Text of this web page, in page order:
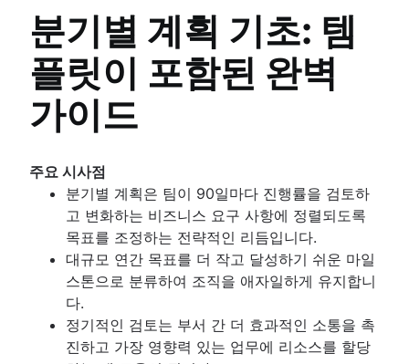
개요
모델
공동 리더십
문서 관리 프로세스
개요
엔터프라이즈 소셜 네트워크
커뮤니케이션 계획
직원 참여 활동
직원 인정
관리 스타일
직장 생산성
시]
개요
모델
공동 리더십
표준 운영 절차
프로세스 설명서
팀을 위한 단일 정보 출처 만들기
문서 저장 및 추적
제품 문서
소프트웨어 설계 문서
개요
엔터프라이즈 소셜 네트워크
AI 프로젝트 관리
프로젝트 관리 단계
프로젝트 수명 주기
원칙
엔터프라이즈 프로젝트 관리
Creative project management
IT 프로젝트 관리
Cloud-based project management
이벤트 프로젝트 관리 가이드[2025]
건설 프로젝트 관리
건설 프로젝트 관리 소프트웨어
프로젝트 진행률을 추적하는 방법
Project initiation
What is project initiation?
목표 설정
분기별 계획 기초: 템
플릿이 포함된 완벽
가이드
주요 시사점
분기별 계획은 팀이 90일마다 진행률을 검토하
고 변화하는 비즈니스 요구 사항에 정렬되도록
목표를 조정하는 전략적인 리듬입니다.
대규모 연간 목표를 더 작고 달성하기 쉬운 마일
스톤으로 분류하여 조직을 애자일하게 유지합니
다.
정기적인 검토는 부서 간 더 효과적인 소통을 촉
진하고 가장 영향력 있는 업무에 리소스를 할당